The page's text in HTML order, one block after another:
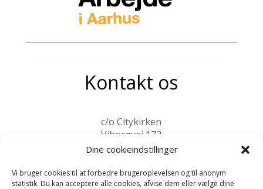
Dine cookieindstillinger
Vi bruger cookies til at forbedre brugeroplevelsen og til anonym
statistik. Du kan acceptere alle cookies, afvise dem eller vælge dine
Kontakt os
c/o Citykirken
Viborgvej 173
8210 Aarhus V
kontakt@ksa-aarhus.dk